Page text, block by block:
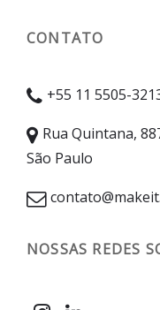
CONTATO
+55 11 5505-
Rua Quintana,
São Paulo
NOSSAS REDES